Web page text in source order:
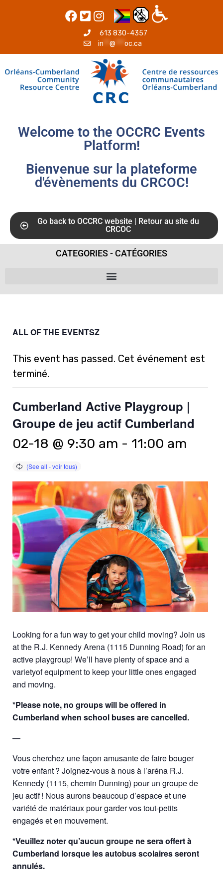
613 830-4357
in ** @***oc.ca
Welcome to the OCCRC Events
Platform!
Bienvenue sur la plateforme
d'évènements du CRCOC!
Go back to OCCRC website | Retour au site du
CRCOC
CATEGORIES - CATÉGORIES
ALL OF THE EVENTSZ
This event has passed. Cet événement est
terminé.
Cumberland Active Playgroup |
Groupe de jeu actif Cumberland
02-18 @ 9:30 am - 11:00 am
Looking for a fun way to get your child moving? Join us
at the R.J. Kennedy Arena (1115 Dunning Road) for an
active playgroup! We’ll have plenty of space and a
varietyof equipment to keep your little ones engaged
and moving.
*Please note, no groups will be offered in
Cumberland when school buses are cancelled.
—
Vous cherchez une façon amusante de faire bouger
votre enfant ? Joignez-vous à nous à l’aréna R.J.
Kennedy (1115, chemin Dunning) pour un groupe de
jeu actif ! Nous aurons beaucoup d’espace et une
variété de matériaux pour garder vos tout-petits
engagés et en mouvement.
*Veuillez noter qu’aucun groupe ne sera offert à
Cumberland lorsque les autobus scolaires seront
annulés.